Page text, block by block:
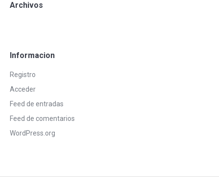
Archivos
Informacion
Registro
Acceder
Feed de entradas
Feed de comentarios
WordPress.org